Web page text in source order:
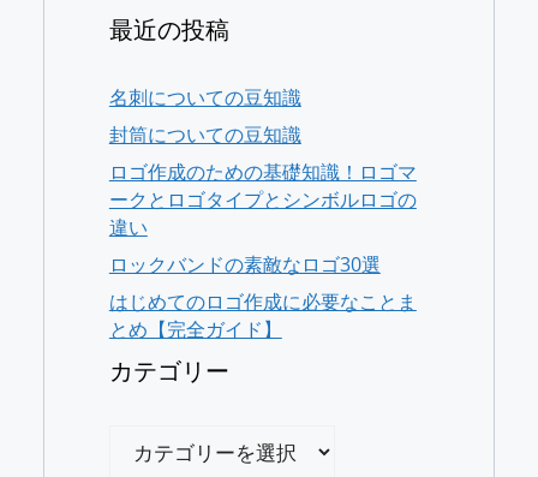
最近の投稿
名刺についての豆知識
封筒についての豆知識
ロゴ作成のための基礎知識！ロゴマ
ークとロゴタイプとシンボルロゴの
違い
ロックバンドの素敵なロゴ30選
はじめてのロゴ作成に必要なことま
とめ【完全ガイド】
カテゴリー